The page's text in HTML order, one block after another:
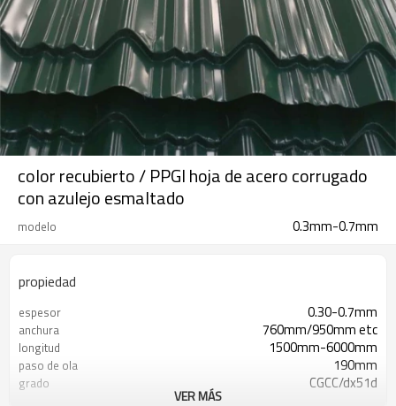
color recubierto / PPGI hoja de acero corrugado
con azulejo esmaltado
modelo 0.3mm-0.7mm
propiedad
espesor 0.30-0.7mm
anchura 760mm/950mm etc
longitud 1500mm-6000mm
paso de ola 190mm
grado CGCC/dx51d
VER MÁS